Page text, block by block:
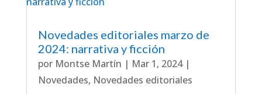
Novedades editoriales marzo de
2024: narrativa y ficción
por Montse Martín | Mar 1, 2024|
Novedades, Novedades editoriales